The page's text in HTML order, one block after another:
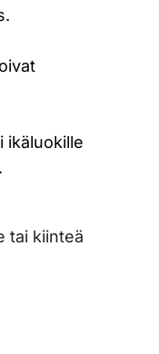
ikäluokille
tai kiinteä